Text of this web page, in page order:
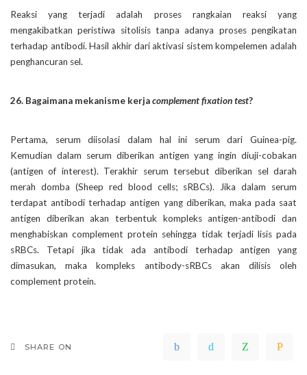
Reaksi yang terjadi adalah proses rangkaian reaksi yang
mengakibatkan peristiwa sitolisis tanpa adanya proses pengikatan
terhadap antibodi. Hasil akhir dari aktivasi sistem kompelemen adalah
penghancuran sel.
26. Bagaimana mekanisme kerjacomplement fixation test?
Pertama, serum diisolasi dalam hal ini serum dari Guinea-pig.
Kemudian dalam serum diberikan antigen yang ingin diuji-cobakan
(antigen of interest). Terakhir serum tersebut diberikan sel darah
merah domba (Sheep red blood cells; sRBCs). Jika dalam serum
terdapat antibodi terhadap antigen yang diberikan, maka pada saat
antigen diberikan akan terbentuk kompleks antigen-antibodi dan
menghabiskan complement protein sehingga tidak terjadi lisis pada
sRBCs. Tetapi jika tidak ada antibodi terhadap antigen yang
dimasukan, maka kompleks antibody-sRBCs akan dilisis oleh
complement protein.
SHARE ON